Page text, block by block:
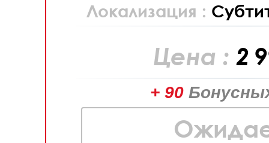
Локализация :
Цена : 2
+ 90